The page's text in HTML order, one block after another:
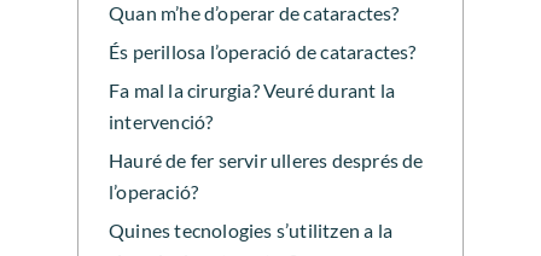
Quan m’he d’operar de cataractes?
És perillosa l’operació de cataractes?
Fa mal la cirurgia? Veuré durant la
intervenció?
Hauré de fer servir ulleres després de
l’operació?
Quines tecnologies s’utilitzen a la